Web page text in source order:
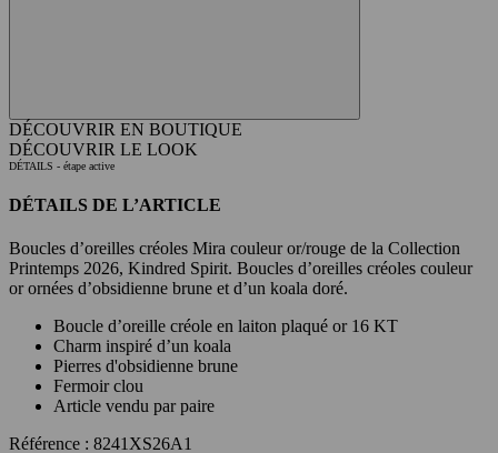
DÉCOUVRIR EN BOUTIQUE
DÉCOUVRIR LE LOOK
DÉTAILS - étape active
DÉTAILS DE L’ARTICLE
Boucles d’oreilles créoles Mira couleur or/rouge de la Collection
Printemps 2026, Kindred Spirit. Boucles d’oreilles créoles couleur
or ornées d’obsidienne brune et d’un koala doré.
Boucle d’oreille créole en laiton plaqué or 16 KT
Charm inspiré d’un koala
Pierres d'obsidienne brune
Fermoir clou
Article vendu par paire
Référence : 8241XS26A1